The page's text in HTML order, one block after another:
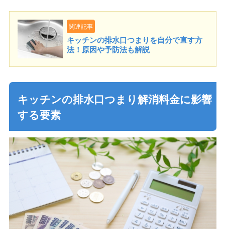
関連記事
キッチンの排水口つまりを自分で直す方
法！原因や予防法も解説
キッチンの排水口つまり解消料金に影響
する要素